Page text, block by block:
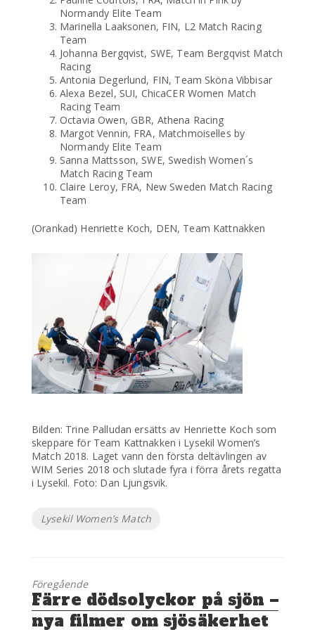
Normandy Elite Team
Marinella Laaksonen, FIN, L2 Match Racing
Team
Johanna Bergqvist, SWE, Team Bergqvist Match
Racing
Antonia Degerlund, FIN, Team Sköna Vibbisar
Alexa Bezel, SUI, ChicaCER Women Match
Racing Team
Octavia Owen, GBR, Athena Racing
Margot Vennin, FRA, Matchmoiselles by
Normandy Elite Team
Sanna Mattsson, SWE, Swedish Women´s
Match Racing Team
Claire Leroy, FRA, New Sweden Match Racing
Team
(Orankad) Henriette Koch, DEN, Team Kattnakken
Bilden: Trine Palludan ersätts av Henriette Koch som
skeppare för Team Kattnakken i Lysekil Women’s
Match 2018. Laget vann den första deltävlingen av
WIM Series 2018 och slutade fyra i förra årets regatta
i Lysekil. Foto: Dan Ljungsvik.
Etiketter
Lysekil Women’s Match
Föregående
Föregående
inlägg:
Färre dödsolyckor på sjön –
nya filmer om sjösäkerhet